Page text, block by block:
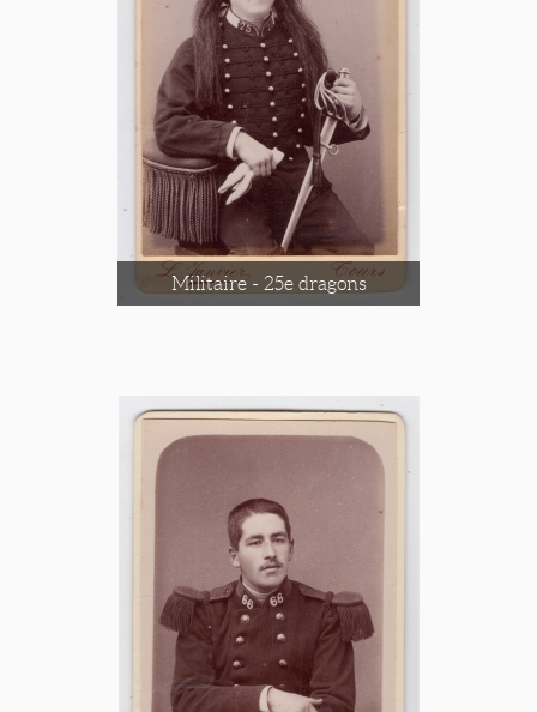
Militaire - 25e dragons